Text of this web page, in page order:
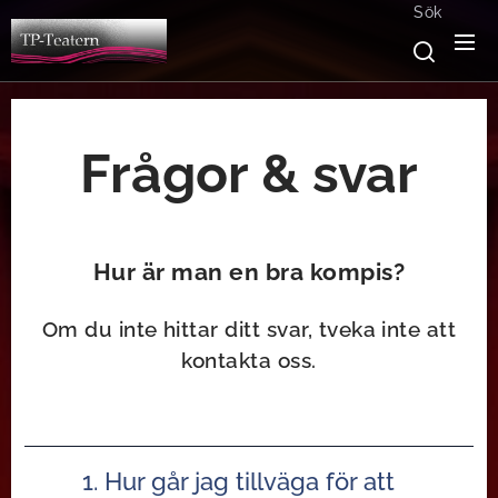
Sök
Frågor & svar
Hur är manen bra kompis?
Om du inte hittar ditt svar, tveka inte att
kontakta oss.
1. Hur går jag tillväga för att